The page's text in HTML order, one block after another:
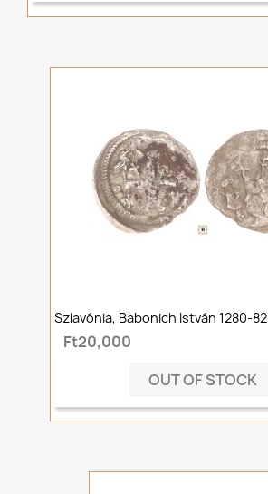
Szlavónia, Babonich István 1280-
Ft20,000
OUT OF STOCK